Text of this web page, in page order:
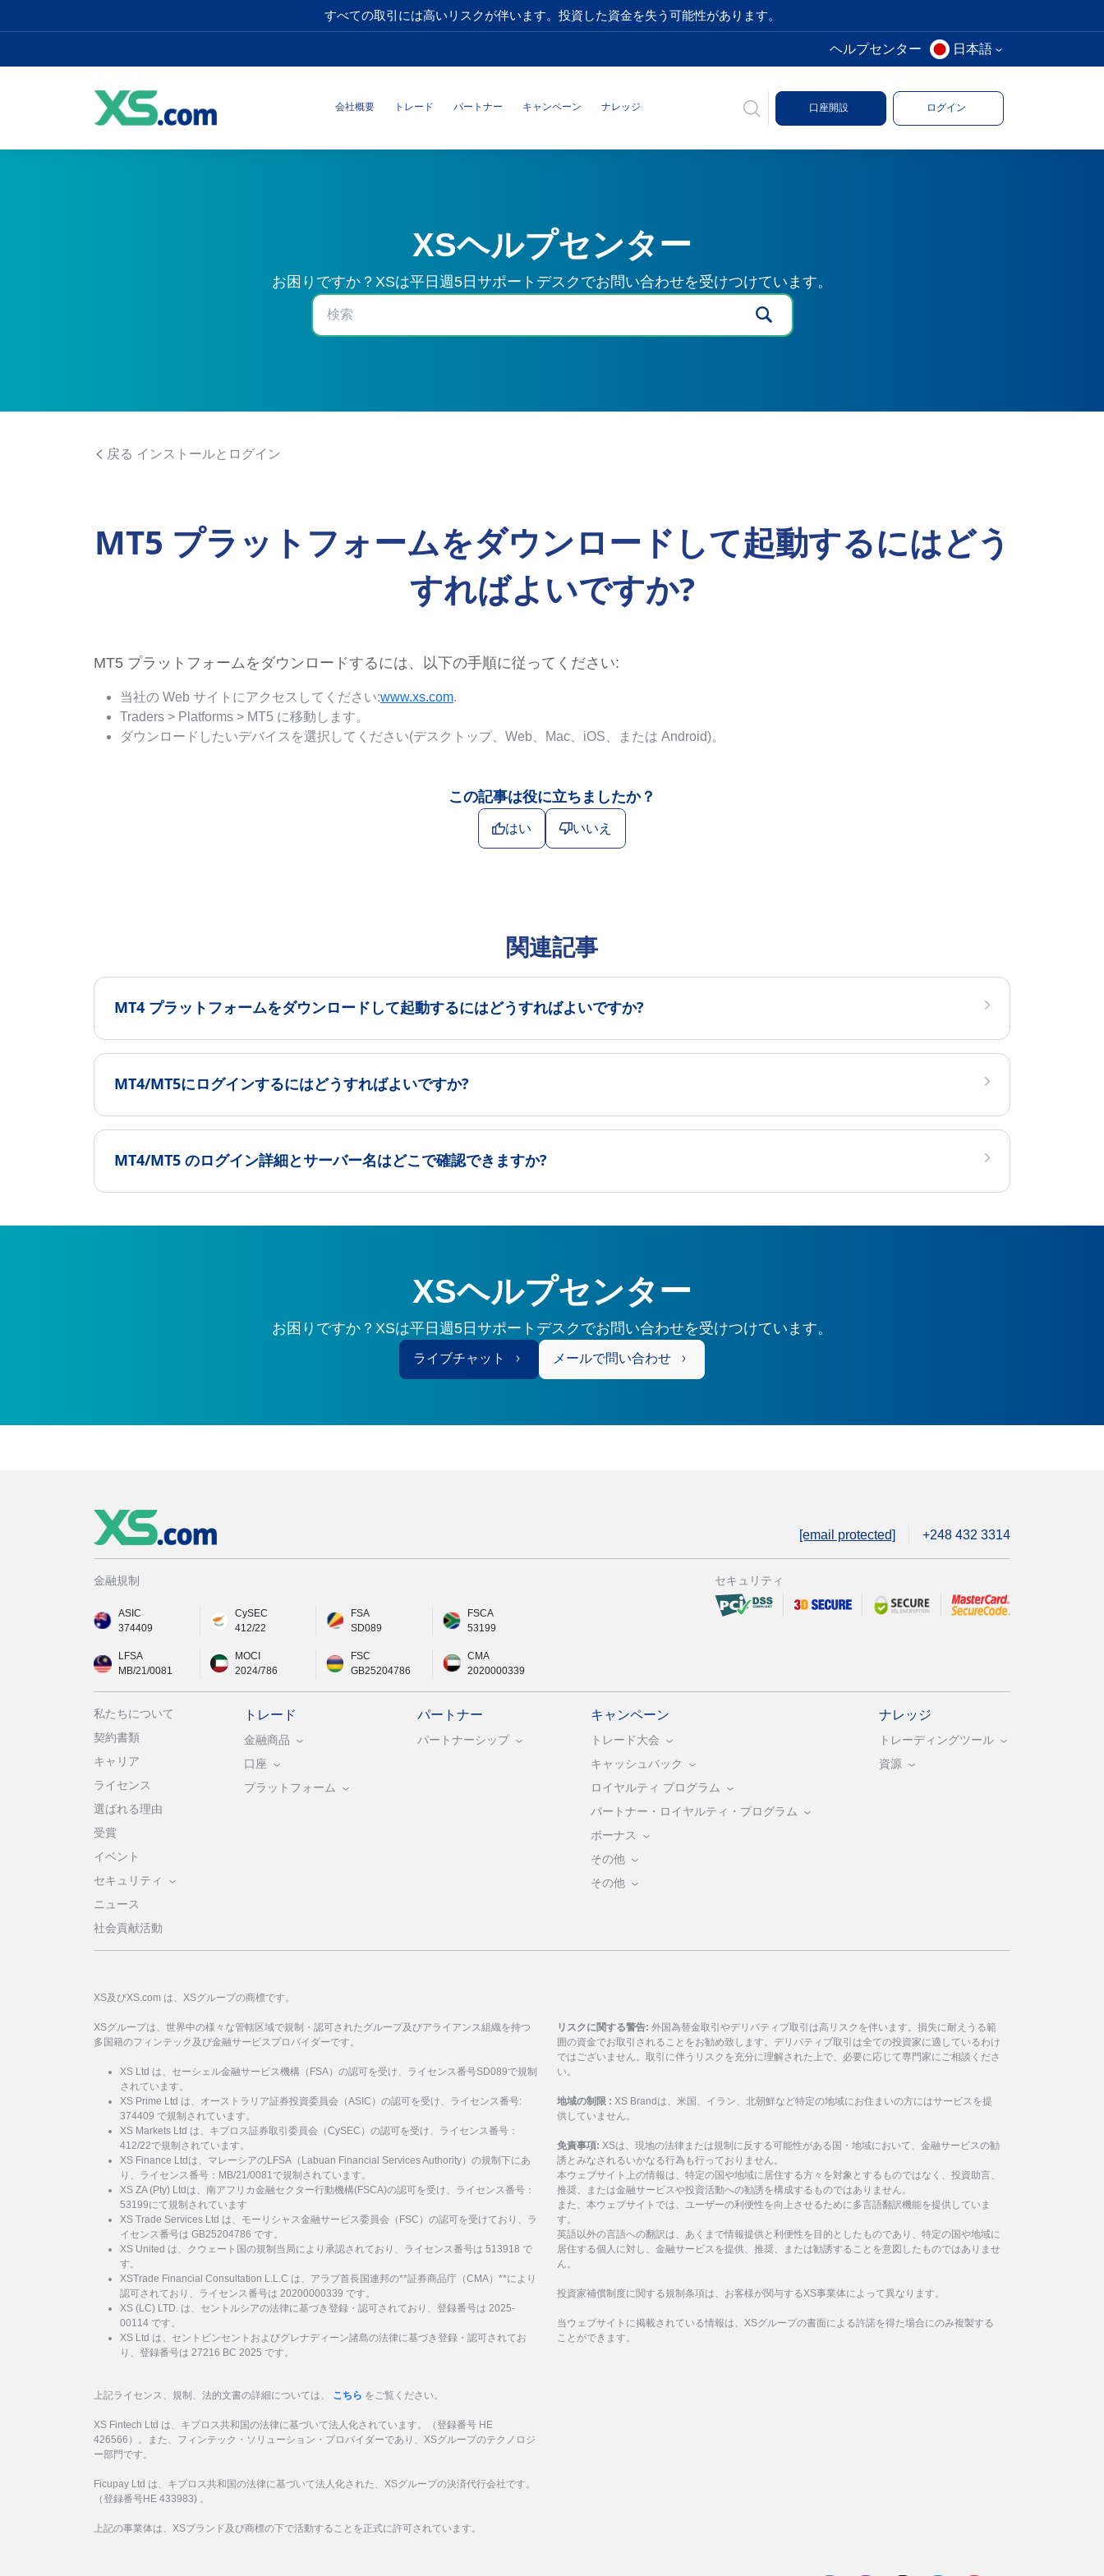
すべての取引には高いリスクが伴います。投資した資金を失う可能性があります。
ヘルプセンター 日本語
会社概要 トレード パートナー キャンペーン ナレッジ 口座開設 ログイン
XSヘルプセンター
お困りですか？XSは平日週5日サポートデスクでお問い合わせを受けつけています。
戻る インストールとログイン
MT5 プラットフォームをダウンロードして起動するにはどう
すればよいですか?
MT5 プラットフォームをダウンロードするには、以下の手順に従ってください:
当社の Web サイトにアクセスしてください:www.xs.com.
Traders > Platforms > MT5 に移動します。
ダウンロードしたいデバイスを選択してください(デスクトップ、Web、Mac、iOS、または Android)。
この記事は役に立ちましたか？
はい いいえ
関連記事
MT4 プラットフォームをダウンロードして起動するにはどうすればよいですか?
MT4/MT5にログインするにはどうすればよいですか?
MT4/MT5 のログイン詳細とサーバー名はどこで確認できますか?
XSヘルプセンター
お困りですか？XSは平日週5日サポートデスクでお問い合わせを受けつけています。
ライブチャット メールで問い合わせ
[email protected] +248 432 3314
金融規制
ASIC
374409
CySEC
412/22
FSA
SD089
FSCA
53199
LFSA
MB/21/0081
MOCI
2024/786
FSC
GB25204786
CMA
2020000339
セキュリティ
私たちについて
契約書類
キャリア
ライセンス
選ばれる理由
受賞
イベント
セキュリティ
ニュース
社会貢献活動
トレード
金融商品
口座
プラットフォーム
パートナー
パートナーシップ
キャンペーン
トレード大会
キャッシュバック
ロイヤルティ プログラム
パートナー・ロイヤルティ・プログラム
ボーナス
その他
その他
ナレッジ
トレーディングツール
資源
XS及びXS.com は、XSグループの商標です。
XSグループは、世界中の様々な管轄区域で規制・認可されたグループ及びアライアンス組織を持つ
多国籍のフィンテック及び金融サービスプロバイダーです。
XS Ltd は、セーシェル金融サービス機構（FSA）の認可を受け、ライセンス番号SD089で規制
されています。
XS Prime Ltd は、オーストラリア証券投資委員会（ASIC）の認可を受け、ライセンス番号:
374409 で規制されています。
XS Markets Ltd は、キプロス証券取引委員会（CySEC）の認可を受け、ライセンス番号：
412/22で規制されています。
XS Finance Ltdは、マレーシアのLFSA（Labuan Financial Services Authority）の規制下にあ
り、ライセンス番号：MB/21/0081で規制されています。
XS ZA (Pty) Ltdは、南アフリカ金融セクター行動機構(FSCA)の認可を受け、ライセンス番号：
53199にて規制されています
XS Trade Services Ltd は、モーリシャス金融サービス委員会（FSC）の認可を受けており、ラ
イセンス番号は GB25204786 です。
XS United は、クウェート国の規制当局により承認されており、ライセンス番号は 513918 で
す。
XSTrade Financial Consultation L.L.C は、アラブ首長国連邦の**証券商品庁（CMA）**により
認可されており、ライセンス番号は 20200000339 です。
XS (LC) LTD. は、セントルシアの法律に基づき登録・認可されており、登録番号は 2025-
00114 です。
XS Ltd は、セントビンセントおよびグレナディーン諸島の法律に基づき登録・認可されてお
り、登録番号は 27216 BC 2025 です。
上記ライセンス、規制、法的文書の詳細については、 こちら をご覧ください。
XS Fintech Ltd は、キプロス共和国の法律に基づいて法人化されています。（登録番号 HE
426566）。また、フィンテック・ソリューション・プロバイダーであり、XSグループのテクノロジ
ー部門です。
Ficupay Ltd は、キプロス共和国の法律に基づいて法人化された、XSグループの決済代行会社です。
（登録番号HE 433983) 。
上記の事業体は、XSブランド及び商標の下で活動することを正式に許可されています。
リスクに関する警告: 外国為替金取引やデリバティブ取引は高リスクを伴います。損失に耐えうる範
囲の資金でお取引されることをお勧め致します。デリバティブ取引は全ての投資家に適しているわけ
ではございません。取引に伴うリスクを充分に理解された上で、必要に応じて専門家にご相談くださ
い。
地域の制限 : XS Brandは、米国、イラン、北朝鮮など特定の地域にお住まいの方にはサービスを提
供していません。
免責事項: XSは、現地の法律または規制に反する可能性がある国・地域において、金融サービスの勧
誘とみなされるいかなる行為も行っておりません。
本ウェブサイト上の情報は、特定の国や地域に居住する方々を対象とするものではなく、投資助言、
推奨、または金融サービスや投資活動への勧誘を構成するものではありません。
また、本ウェブサイトでは、ユーザーの利便性を向上させるために多言語翻訳機能を提供していま
す。
英語以外の言語への翻訳は、あくまで情報提供と利便性を目的としたものであり、特定の国や地域に
居住する個人に対し、金融サービスを提供、推奨、または勧誘することを意図したものではありませ
ん。
投資家補償制度に関する規制条項は、お客様が関与するXS事業体によって異なります。
当ウェブサイトに掲載されている情報は、XSグループの書面による許諾を得た場合にのみ複製する
ことができます。